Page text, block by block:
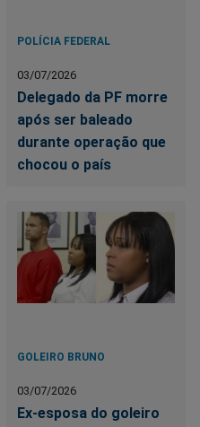
POLÍCIA FEDERAL
03/07/2026
Delegado da PF morre
após ser baleado
durante operação que
chocou o país
GOLEIRO BRUNO
03/07/2026
Ex-esposa do goleiro